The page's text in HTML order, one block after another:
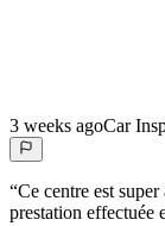
3 weeks agoCar
“Ce centre est
prestation effectuée